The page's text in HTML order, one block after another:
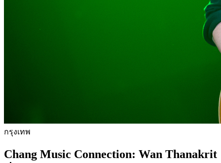
กรุงเทพ
Chang Music Connection: Wan Thanakrit